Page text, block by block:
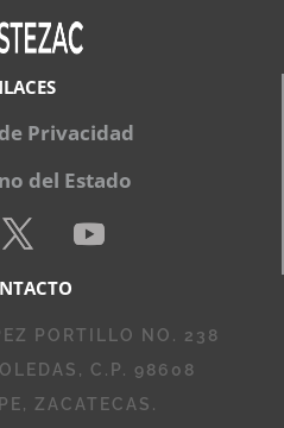
Privacidad
del Estado
PORTILLO NO. 238
C.P. 98608
ZACATECAS.